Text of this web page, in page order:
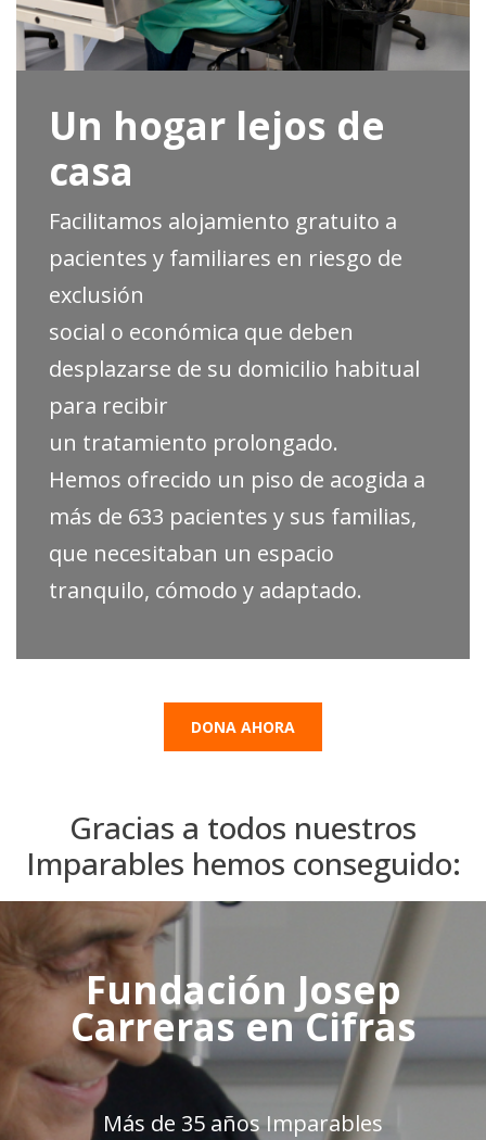
Un hogar lejos de
casa
Facilitamos alojamiento gratuito a
pacientes y familiares en riesgo de
exclusión
social o económica que deben
desplazarse de su domicilio habitual
para recibir
un tratamiento prolongado.
Hemos ofrecido un piso de acogida a
más de 633 pacientes y sus familias,
que necesitaban un espacio
tranquilo, cómodo y adaptado.
DONA AHORA
Gracias a todos nuestros
Imparables hemos conseguido:
Fundación Josep
Carreras en Cifras
Más de 35 años Imparables